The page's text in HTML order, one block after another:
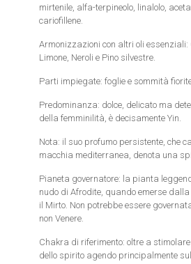
mirtenile, alfa-terpineolo, linalolo,
cariofillene.
Armonizzazioni con altri oli
Limone, Neroli e Pino silvestre.
Parti impiegate: foglie e sommità
Predominanza: dolce, delicato ma
della femminilità, è decisamente Yin.
Nota: il suo profumo persistente, che
macchia mediterranea, denota una
Pianeta governatore: la pianta
nudo di Afrodite, quando emerse
il Mirto. Non potrebbe essere
non Venere.
Chakra di riferimento: oltre a stimolare
dello spirito agendo principalmente